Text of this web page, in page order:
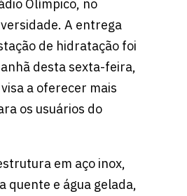
Olímpico, no
A entrega
de hidratação foi
desta sexta-feira,
a oferecer mais
os usuários do
em aço inox,
quente e água gelada,